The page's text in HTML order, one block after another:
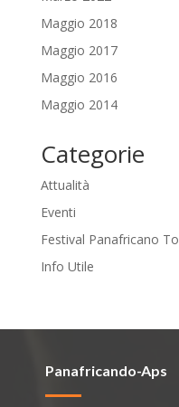
Maggio 2018
Maggio 2017
Maggio 2016
Maggio 2014
Categorie
Attualità
Eventi
Festival Panafricano To
Info Utile
Panafricando-Aps